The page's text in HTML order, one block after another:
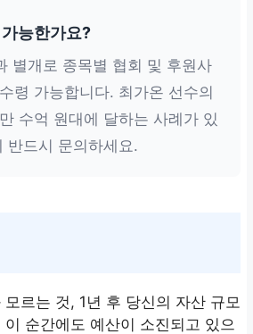
능한가요?
별개로 종목별 협회 및 후원사
령 가능합니다. 최가온 선수의
수억 원대에 달하는 사례가 있
반드시 문의하세요.
르는 것, 1년 후 당신의 자산 규모
순간에도 예산이 소진되고 있으